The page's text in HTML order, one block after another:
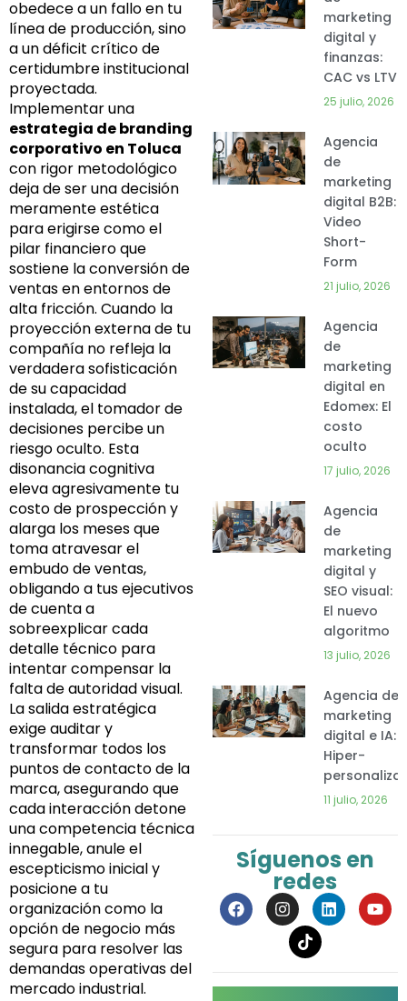
obedece a un fallo en tu
línea de producción, sino
a un déficit crítico de
certidumbre institucional
proyectada.
Implementar una
estrategia de branding
corporativo en Toluca
con rigor metodológico
deja de ser una decisión
meramente estética
para erigirse como el
pilar financiero que
sostiene la conversión de
ventas en entornos de
alta fricción. Cuando la
proyección externa de tu
compañía no refleja la
verdadera sofisticación
de su capacidad
instalada, el tomador de
decisiones percibe un
riesgo oculto. Esta
disonancia cognitiva
eleva agresivamente tu
costo de prospección y
alarga los meses que
toma atravesar el
embudo de ventas,
obligando a tus ejecutivos
de cuenta a
sobreexplicar cada
detalle técnico para
intentar compensar la
falta de autoridad visual.
La salida estratégica
exige auditar y
transformar todos los
puntos de contacto de la
marca, asegurando que
cada interacción detone
una competencia técnica
innegable, anule el
escepticismo inicial y
posicione a tu
organización como la
opción de negocio más
segura para resolver las
demandas operativas del
mercado industrial.
marketing
digital y
finanzas:
CAC vs LTV
25 julio, 2026
Agencia
de
marketing
digital B2B:
Video
Short-
Form
21 julio, 2026
Agencia
de
marketing
digital en
Edomex: El
costo
oculto
17 julio, 2026
Agencia
de
marketing
digital y
SEO visual:
El nuevo
algoritmo
13 julio, 2026
Agencia de
marketing
digital e IA:
Hiper-
11 julio, 2026
Síguenos en
redes
F
a
c
I
n
s
L
i
n
Y
o
u